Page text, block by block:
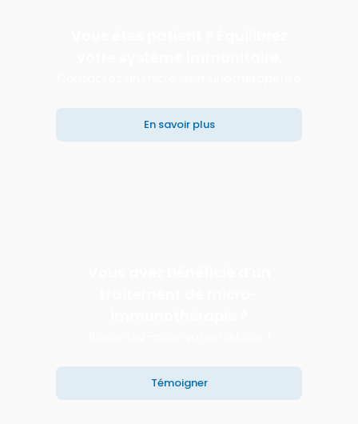
En savoir plus
Témoigner